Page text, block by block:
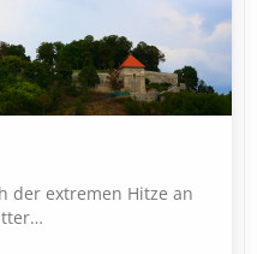
der extremen Hitze an